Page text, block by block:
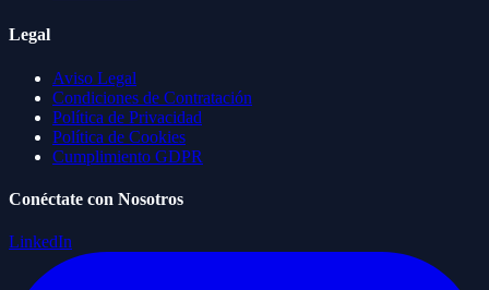
Legal
Aviso Legal
Condiciones de Contratación
Política de Privacidad
Política de Cookies
Cumplimiento GDPR
Conéctate con Nosotros
LinkedIn